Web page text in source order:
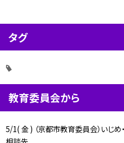
タグ
教育委員会から
5/1( 金 ) （京都市教育委員会）いじ